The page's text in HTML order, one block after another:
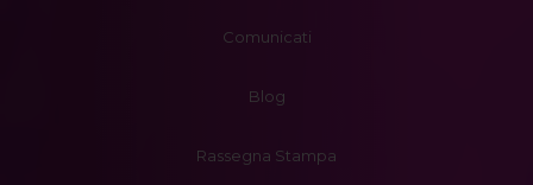
Comunicati
Blog
Rassegna Stampa